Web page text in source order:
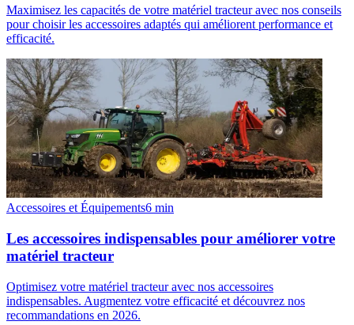
Maximisez les capacités de votre matériel tracteur avec nos conseils
pour choisir les accessoires adaptés qui améliorent performance et
efficacité.
Accessoires et Équipements6 min
Les accessoires indispensables pour améliorer votre
matériel tracteur
Optimisez votre matériel tracteur avec nos accessoires
indispensables. Augmentez votre efficacité et découvrez nos
recommandations en 2026.